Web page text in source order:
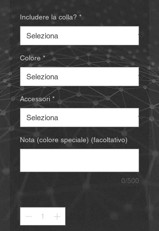
Includere la colla? *
Colore *
Accessori *
Nota (colore speciale) (facoltativo)
0/500